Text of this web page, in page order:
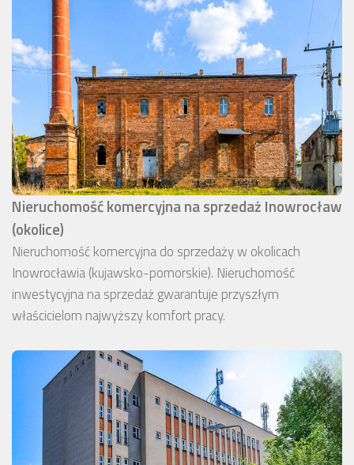
Nieruchomość komercyjna na sprzedaż Inowrocław
(okolice)
Nieruchomość komercyjna do sprzedaży w okolicach
Inowrocławia (kujawsko-pomorskie). Nieruchomość
inwestycyjna na sprzedaż gwarantuje przyszłym
właścicielom najwyższy komfort pracy.